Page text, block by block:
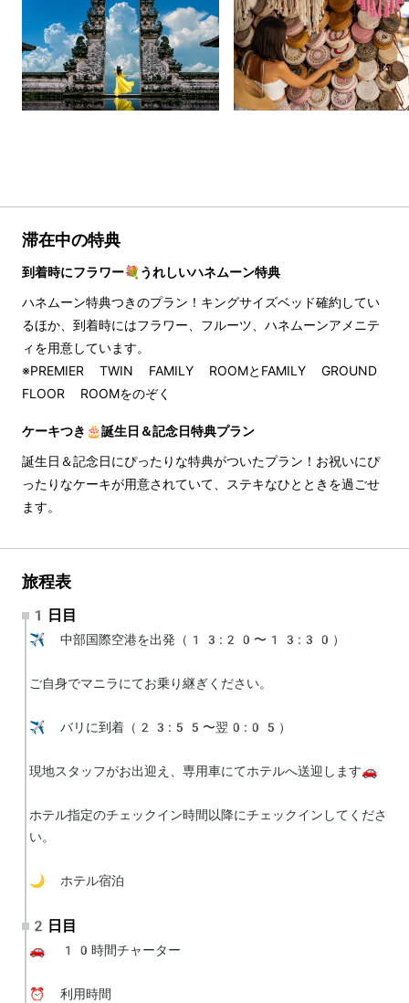
滞在中の特典
到着時にフラワー💐うれしいハネムーン特典
ハネムーン特典つきのプラン！キングサイズベッド確約してい
るほか、到着時にはフラワー、フルーツ、ハネムーンアメニテ
ィを用意しています。
※PREMIER TWIN FAMILY ROOMとFAMILY GROUND
FLOOR ROOMをのぞく
ケーキつき🎂誕生日＆記念日特典プラン
誕生日＆記念日にぴったりな特典がついたプラン！お祝いにぴ
ったりなケーキが用意されていて、ステキなひとときを過ごせ
ます。
旅程表
1日目
✈️ 中部国際空港を出発（13:20〜13:30）
ご自身でマニラにてお乗り継ぎください。
✈️ バリに到着（23:55〜翌0:05）
現地スタッフがお出迎え、専用車にてホテルへ送迎します🚗
ホテル指定のチェックイン時間以降にチェックインしてくださ
い。
🌙 ホテル宿泊
2日目
🚗 10時間チャーター
⏰ 利用時間